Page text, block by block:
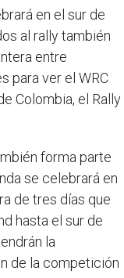
en el sur de
al rally también
entre
para ver el WRC
Colombia, el Rally
forma parte
se celebrará en
de tres días que
hasta el sur de
la
de la competición